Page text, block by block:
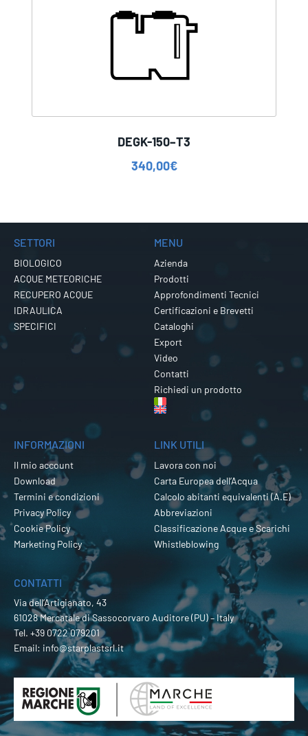
DEGK-150–T3
340,00€
SETTORI
BIOLOGICO
ACQUE METEORICHE
RECUPERO ACQUE
IDRAULICA
SPECIFICI
MENU
Azienda
Prodotti
Approfondimenti Tecnici
Certificazioni e Brevetti
Cataloghi
Export
Video
Contatti
Richiedi un prodotto
INFORMAZIONI
Il mio account
Download
Termini e condizioni
Privacy Policy
Cookie Policy
Marketing Policy
LINK UTILI
Lavora con noi
Carta Europea dell’Acqua
Calcolo abitanti equivalenti (A.E)
Abbreviazioni
Classificazione Acque e Scarichi
Whistleblowing
CONTATTI
Via dell’Artigianato, 43
61028 Mercatale di Sassocorvaro Auditore (PU) – Italy
Tel. +39 0722 079201
Email: info@starplastsrl.it